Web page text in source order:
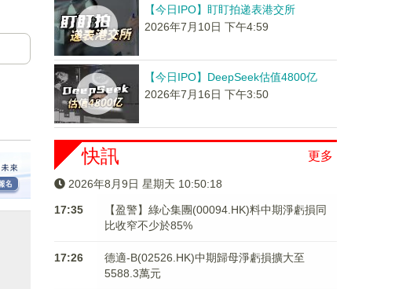
【今日IPO】盯盯拍递表港交所
2026年7月10日 下午4:59
【今日IPO】DeepSeek估值4800亿
2026年7月16日 下午3:50
更多
快訊
2026年8月9日 星期天 10:50:18
17:35
【盈警】綠心集團(00094.HK)料中期淨虧損同
比收窄不少於85%
17:26
德適-B(02526.HK)中期歸母淨虧損擴大至
5588.3萬元